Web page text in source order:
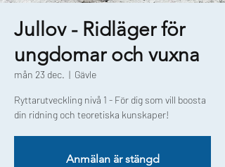
Jullov - Ridläger för
ungdomar och vuxna
mån 23 dec.
  |
Gävle
Ryttarutveckling nivå 1 - För dig som vill boosta
din ridning och teoretiska kunskaper!
Anmälan är stängd